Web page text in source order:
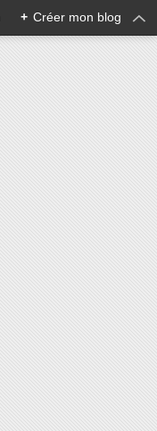
+ Créer mon blog